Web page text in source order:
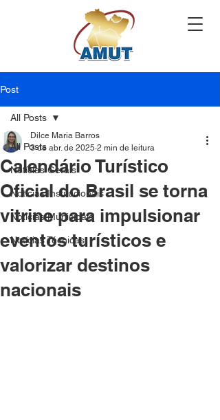
Post
All Posts
Notícias Gerais
Notícias Institucionais
Notícias Municipais
Notícias Técnicas
All Posts
Calendário Turístico
Oficial do Brasil se torna
vitrine para impulsionar
eventos turísticos e
valorizar destinos
nacionais
Dilce Maria Barros
3 de abr. de 2025 2 min de leitura